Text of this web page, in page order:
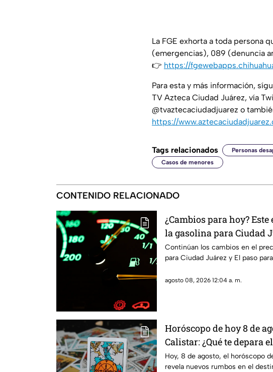
La FGE exhorta a toda persona
(emergencias), 089 (denuncia
👉 https://
Para esta y más información,
TV Azteca Ciudad Juárez, vía
@tvaztecaciudadjuarez o
https://
Tags relacionados Personas
Casos de menores
CONTENIDO RELACIONADO
¿Cambios para hoy? Este
la gasolina para Ciudad
Paso
Continúan los cambios en el
para Ciudad Juárez y El paso
agosto 08, 2026 12:04 a. m.
Horóscopo de hoy 8 de
Calistar: ¿Qué te depara
sábado?
Hoy, 8 de agosto, el horóscopo
revela nuevos rumbos en el